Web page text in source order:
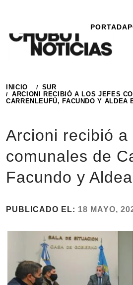
contenido
PORTADA
INICIO
SUR
ARCIONI RECIBIÓ A LOS JEFES
CARRENLEUFÚ, FACUNDO Y ALDEA
Arcioni recibió a
comunales de
Facundo y
PUBLICADO EL: 18 MAYO,